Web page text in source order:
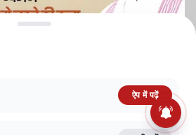
TERMS AND CONDITIONS
ऐप में पढ़ें